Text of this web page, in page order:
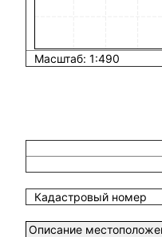
Масштаб: 1:490
Кадастровый номер
Описание